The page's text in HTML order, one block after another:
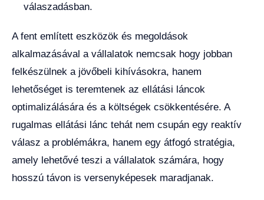
válaszadásban.
A fent említett eszközök és megoldások
alkalmazásával a vállalatok nemcsak hogy jobban
felkészülnek a jövőbeli kihívásokra, hanem
lehetőséget is teremtenek az ellátási láncok
optimalizálására és a költségek csökkentésére. A
rugalmas ellátási lánc tehát nem csupán egy reaktív
válasz a problémákra, hanem egy átfogó stratégia,
amely lehetővé teszi a vállalatok számára, hogy
hosszú távon is versenyképesek maradjanak.